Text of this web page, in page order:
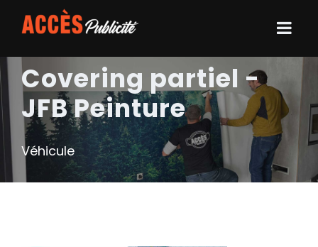
Covering partiel -
JFB Peinture
Véhicule